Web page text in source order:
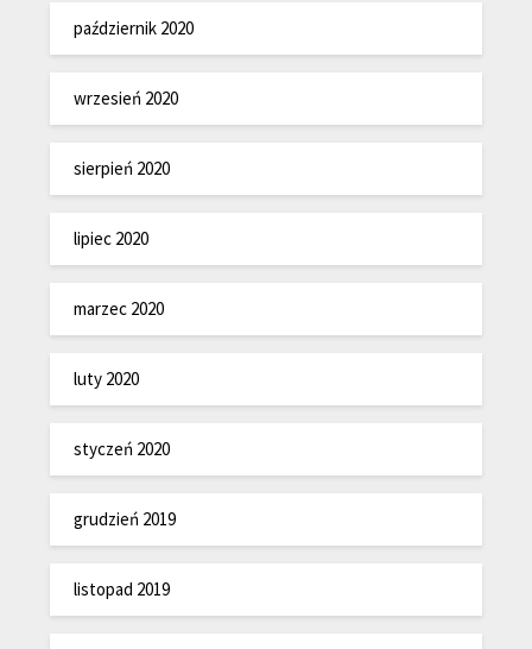
październik 2020
wrzesień 2020
sierpień 2020
lipiec 2020
marzec 2020
luty 2020
styczeń 2020
grudzień 2019
listopad 2019